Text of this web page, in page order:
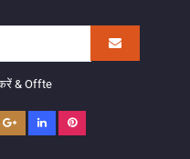
करें & Offte